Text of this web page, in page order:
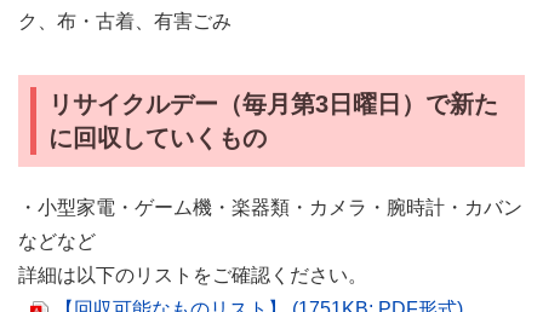
ク、布・古着、有害ごみ
リサイクルデー（毎月第3日曜日）で新た
に回収していくもの
・小型家電・ゲーム機・楽器類・カメラ・腕時計・カバン
などなど
詳細は以下のリストをご確認ください。